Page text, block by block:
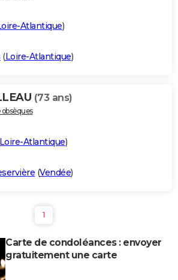
Atlantique)
(Loire-Atlantique)
(73 ans)
Atlantique)
(Vendée)
1
Carte de condoléances : envoyer
gratuitement une carte